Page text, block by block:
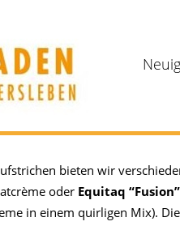
bieten wir
oder Equitaq “Fusion”
in einem quirligen Mix).